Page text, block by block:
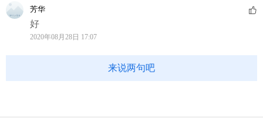
芳华
好
2020年08月28日 17:07
来说两句吧